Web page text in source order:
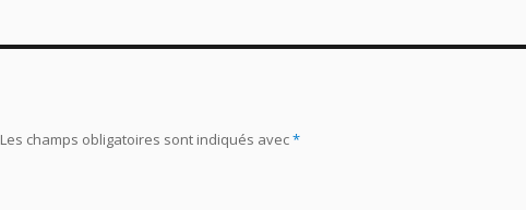
Les champs obligatoires sont indiqués avec*